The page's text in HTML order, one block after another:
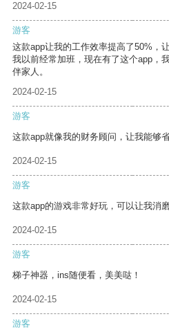
2024-02-15
游客
这款app让我的工作效率提高了50%，
我以前经常加班，现在有了这个app，
伴家人。
2024-02-15
游客
这款app就像我的财务顾问，让我能够省
2024-02-15
游客
这款app的游戏非常好玩，可以让我消磨
2024-02-15
游客
梯子神器，ins随便看，美美哒！
2024-02-15
游客